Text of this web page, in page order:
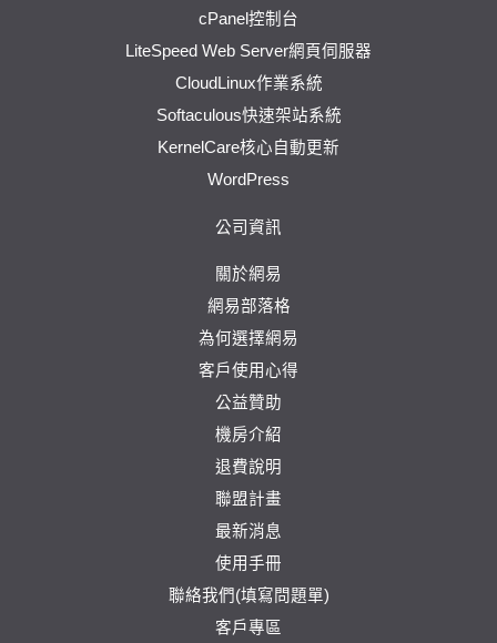
cPanel控制台
LiteSpeed Web Server網頁伺服器
CloudLinux作業系統
Softaculous快速架站系統
KernelCare核心自動更新
WordPress
公司資訊
關於網易
網易部落格
為何選擇網易
客戶使用心得
公益贊助
機房介紹
退費說明
聯盟計畫
最新消息
使用手冊
聯絡我們(填寫問題單)
客戶專區